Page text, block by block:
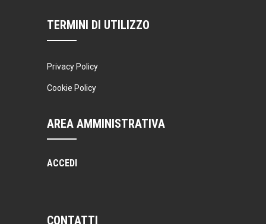
TERMINI DI UTILIZZO
Privacy Policy
Cookie Policy
AREA AMMINISTRATIVA
ACCEDI
CONTATTI